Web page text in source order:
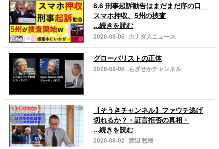
8.6 刑事起訴勧告はまだまだ序の口
スマホ押収、5州の捜査
...続きを読む
2026-08-06 カナダ人ニュース
グローバリストの正体
2026-08-06 もぎせかチャンネル
【そうきチャンネル】ファウチ逃げ
切れるか？・証言拒否の真相・
...続きを読む
2026-08-02 渡辺 惣樹